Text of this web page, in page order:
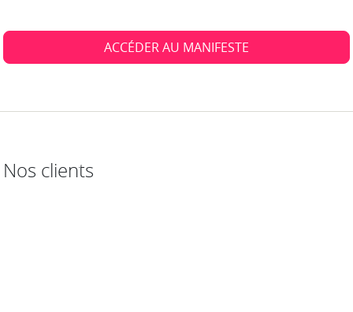
ACCÉDER AU MANIFESTE
Nos clients